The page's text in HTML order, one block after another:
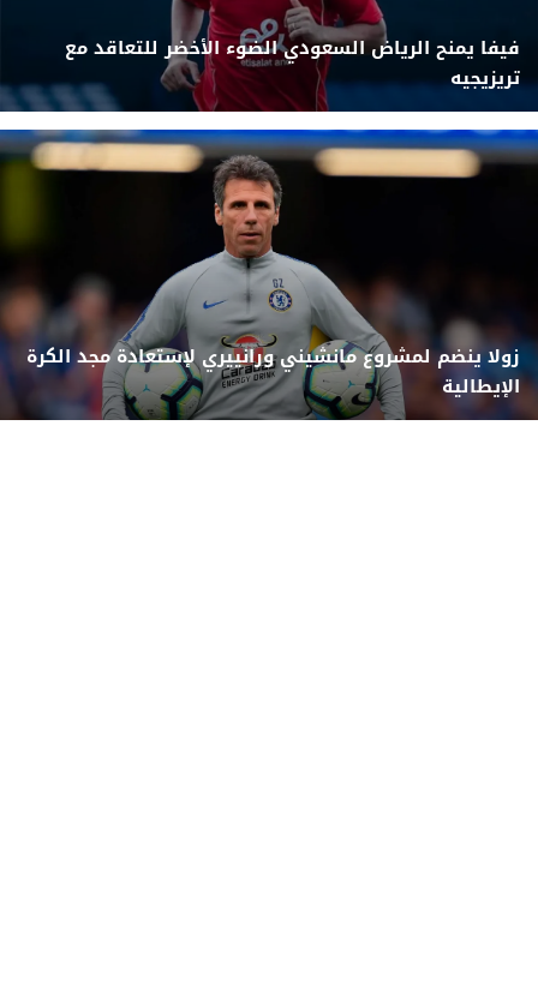
فيفا يمنح الرياض السعودي الضوء الأخضر للتعاقد مع
تريزيجيه
زولا ينضم لمشروع مانشيني ورانييري لإستعادة مجد الكرة
الإيطالية